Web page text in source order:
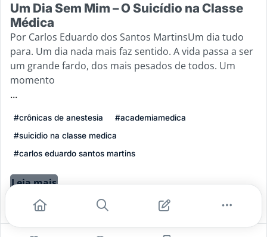
Um Dia Sem Mim – O Suicídio na Classe
Médica
Por Carlos Eduardo dos Santos MartinsUm dia tudo
para. Um dia nada mais faz sentido. A vida passa a ser
um grande fardo, dos mais pesados de todos. Um
momento
...
#crônicas de anestesia
#academiamedica
#suicidio na classe medica
#carlos eduardo santos martins
Leia mais